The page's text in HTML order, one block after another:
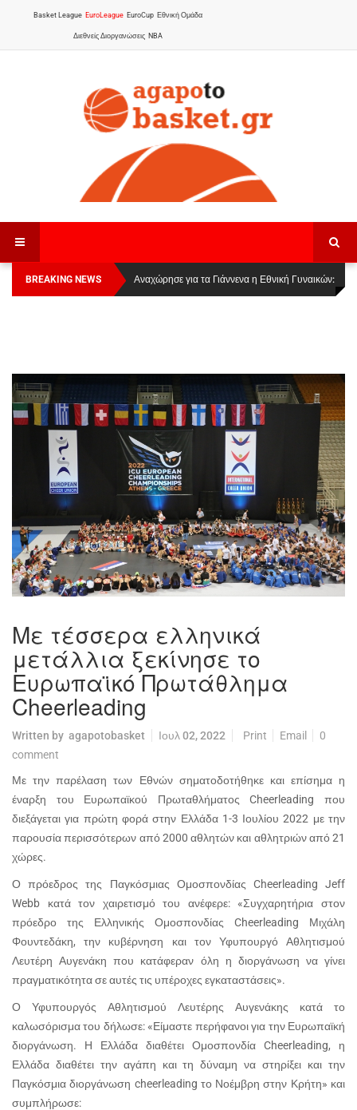
Basket League EuroLeague EuroCup Εθνική Ομάδα
Διεθνείς Διοργανώσεις NBA
BREAKING NEWS
Οι Πάνθηρες Καβάλας στην Women Basketball
League 1
Αναχώρησε για τα Γιάννενα η Εθνική Γυναικών:
Με τέσσερα ελληνικά
μετάλλια ξεκίνησε το
Ευρωπαϊκό Πρωτάθλημα
Cheerleading
Written by agapotobasket Ιουλ 02, 2022 Print Email
0
comment
Με την παρέλαση των Εθνών σηματοδοτήθηκε και επίσημα η
έναρξη του Ευρωπαϊκού ΠρωταθλήματοςCheerleading που
διεξάγεται για πρώτη φορά στην Ελλάδα 1-3 Ιουλίου 2022 με την
παρουσία περισσότερων από 2000 αθλητών και αθλητριών από 21
χώρες.
Ο πρόεδρος της Παγκόσμιας Ομοσπονδίας Cheerleading
Jeff
Webb κατά τον χαιρετισμό του ανέφερε: «Συγχαρητήρια στον
πρόεδρο της Ελληνικής Ομοσπονδίας Cheerleading Μιχάλη
Φουντεδάκη, την κυβέρνηση και τον Υφυπουργό Αθλητισμού
Λευτέρη Αυγενάκη που κατάφεραν όλη η διοργάνωση να γίνει
πραγματικότητα σε αυτές τις υπέροχες εγκαταστάσεις».
Ο Υφυπουργός Αθλητισμού Λευτέρης Αυγενάκης κατά το
καλωσόρισμα του δήλωσε: «Είμαστε περήφανοι για την Ευρωπαϊκή
διοργάνωση. Η Ελλάδα διαθέτει Ομοσπονδία Cheerleading, η
Ελλάδα διαθέτει την αγάπη και τη δύναμη να στηρίξει και την
Παγκόσμια διοργάνωση cheerleading το Νοέμβρη στην Κρήτη» και
συμπλήρωσε: